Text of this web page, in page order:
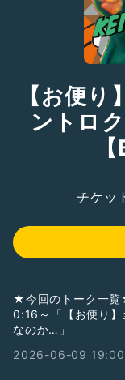
【お便
ントロ
チケッ
★今回のトーク一
0:16～「【お便り】
なのか…」
2026-06-09